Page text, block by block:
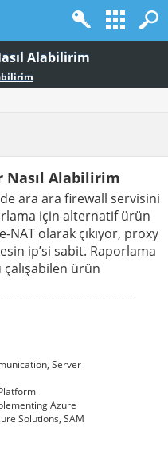
Alabilirim
Nasıl Alabilirim
ara ara firewall servisini
için alternatif ürün
NAT olarak çıkıyor, proxy
ip’si sabit. Raporlama
ürün
Server
Azure
Solutions, SAM